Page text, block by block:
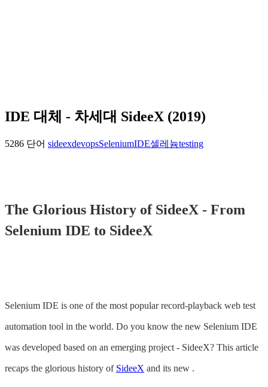
IDE 대체 - 차세대 SideeX (2019)
5286 단어 sideexdevopsSeleniumIDE셀레늄testing
The Glorious History of SideeX - From
Selenium IDE to SideeX
Selenium IDE is one of the most popular record-playback web test
automation tool in the world. Do you know the new Selenium IDE
was developed based on an emerging project - SideeX? This article
recaps the glorious history of SideeX and its new .